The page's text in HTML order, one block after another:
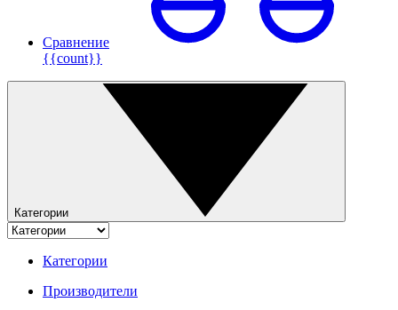
Сравнение
{{count}}
Категории
Категории
Производители